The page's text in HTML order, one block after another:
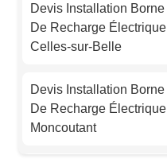
Toulouse
Nice
Devis Installation Borne
De Recharge Électrique
Celles-sur-Belle
Devis Installation Borne
De Recharge Électrique
Moncoutant